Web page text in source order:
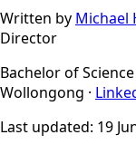
Written by Michael
Director
Bachelor of
Wollongong ·
Last updated: 19